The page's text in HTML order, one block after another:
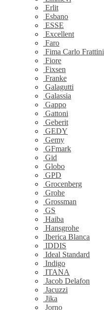
Erlit
Esbano
ESSE
Excellent
Faro
Fima Carlo Frattini
Fiore
Fixsen
Franke
Galagutti
Galassia
Gappo
Gattoni
Geberit
GEDY
Gemy
GFmark
Gid
Globo
GPD
Grocenberg
Grohe
Grossman
GS
Haiba
Hansgrohe
Iberica Blanca
IDDIS
Ideal Standard
Indigo
ITANA
Jacob Delafon
Jacuzzi
Jika
Jorno